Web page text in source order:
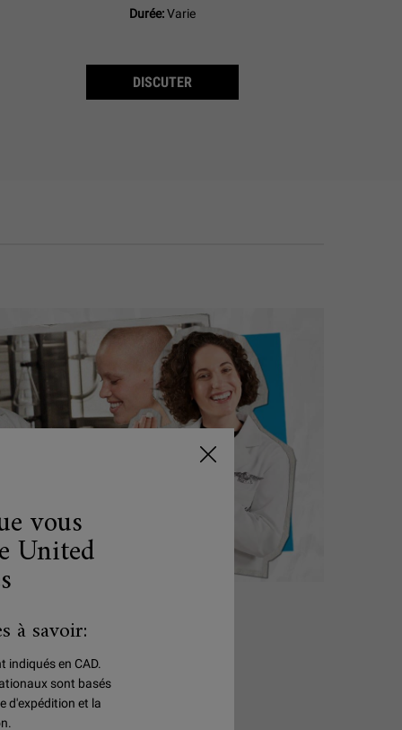
Durée:Varie
DISCUTER
NANCY S'EN
vous
United
à savoir:
indiqués en CAD.
sont basés
d'expédition et la